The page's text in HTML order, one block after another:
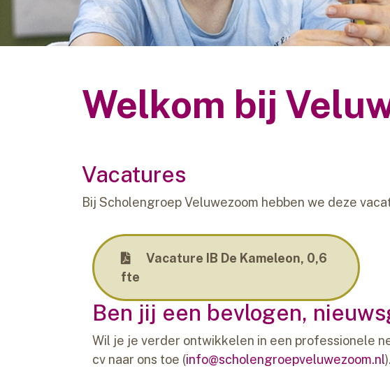
Welkom bij
Vacatures
Bij Scholengroep Veluwezoom hebben we deze
Vacature IB De Kameleon, 0,6
fte
Ben jij een bevlogen,
Wil je je verder ontwikkelen in een professionele
cv naar ons toe (info@scholengroepveluwezoom.nl